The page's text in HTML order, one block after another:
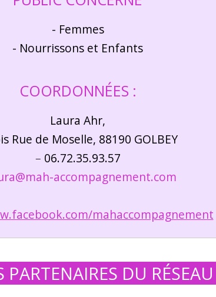
- Femmes
- Nourrissons et Enfants
COORDONNÉES :
Laura Ahr,
Rue de Moselle, 88190 GOLBEY
– 06.72.35.93.57
accompagnement.com
mahaccompagnement
PARTENAIRES DU RÉSEAU